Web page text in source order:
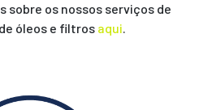
sobre os nossos serviços de
óleos e filtros aqui.